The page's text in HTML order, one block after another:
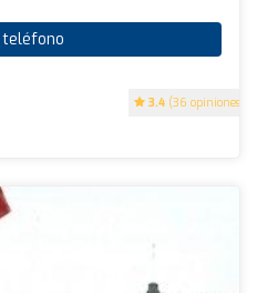
3.4 (36 opiniones)
teléfono